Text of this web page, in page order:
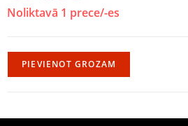
Noliktavā 1 prece/-es
PIEVIENOT GROZAM